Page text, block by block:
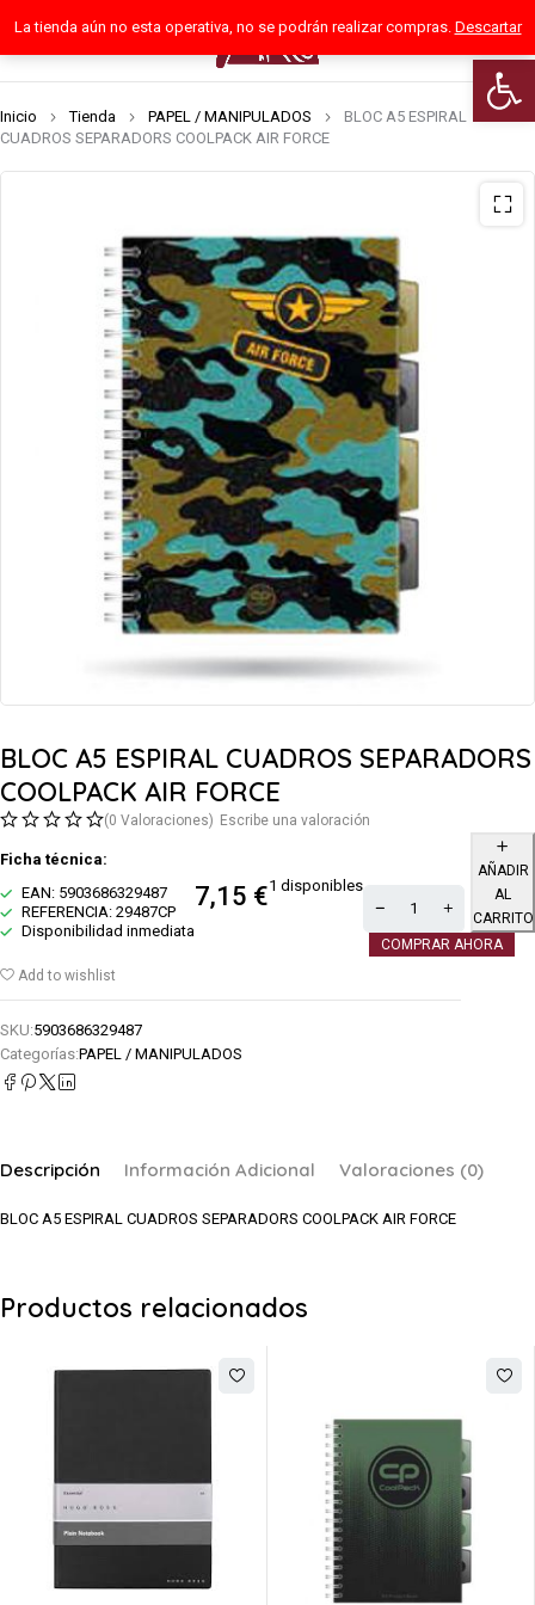
Abrir
La tienda aún no esta operativa, no se podrán realizar compras. Descartar
0
Inicio Tienda PAPEL / MANIPULADOS
BLOC A5 ESPIRAL
CUADROS SEPARADORS COOLPACK AIR FORCE
BLOC A5 ESPIRAL CUADROS SEPARADORS
COOLPACK AIR FORCE
(0 Valoraciones) Escribe una valoración
Ficha técnica:
EAN: 5903686329487
REFERENCIA: 29487CP
Disponibilidad inmediata
7,15 €1 disponibles
AÑADIR
AL
CARRITO
COMPRAR AHORA
Add to wishlist
SKU:5903686329487
Categorías:PAPEL / MANIPULADOS
Descripción Información Adicional Valoraciones (0)
BLOC A5 ESPIRAL CUADROS SEPARADORS COOLPACK AIR FORCE
Productos relacionados